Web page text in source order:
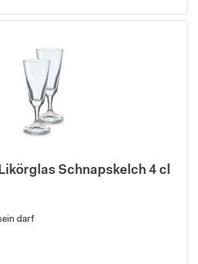
Schnapskelch 4 cl
darf